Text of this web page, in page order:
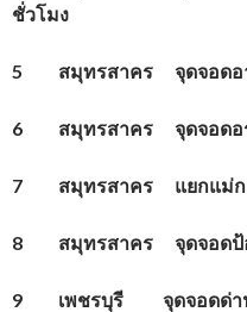
ชั่วโมง
5 สมุทรสาคร จุดจอดอ
6 สมุทรสาคร จุดจอด
7 สมุทรสาคร แยกแม่
8 สมุทรสาคร จุดจอดป้
9 เพชรบุรี จุดจอดด่า